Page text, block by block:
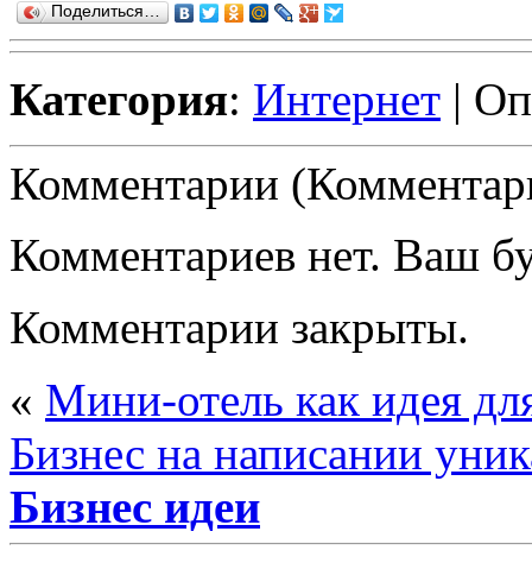
Поделиться…
Категория: Интернет |
Комментарии
Комментариев нет. Ваш
Комментарии закрыты.
« Мини-отель как идея
Бизнес на написании
Бизнес идеи